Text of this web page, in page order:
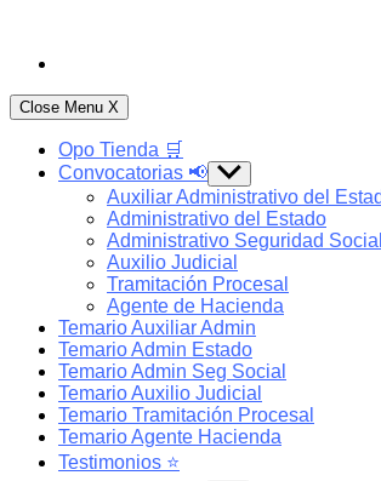
Close Menu X
Opo Tienda 🛒
Convocatorias 📢 Show
sub
menu
Auxiliar Administrativo del
Administrativo del Estado
Administrativo Seguridad Social
Auxilio Judicial
Tramitación Procesal
Agente de Hacienda
Temario Auxiliar Admin
Temario Admin Estado
Temario Admin Seg Social
Temario Auxilio Judicial
Temario Tramitación Procesal
Temario Agente Hacienda
Testimonios ⭐️